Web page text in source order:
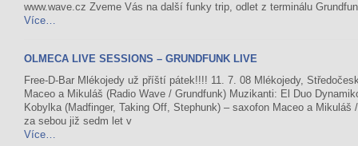
www.wave.cz Zveme Vás na další funky trip, odlet z terminálu
Více…
OLMECA LIVE SESSIONS – GRUNDFUNK LIVE
Free-D-Bar Mlékojedy už příští pátek!!!! 11. 7. 08 Mlékojedy,
Maceo a Mikuláš (Radio Wave / Grundfunk) Muzikanti: El Duo
Kobylka (Madfinger, Taking Off, Stephunk) – saxofon Maceo a
za sebou již sedm let v
Více…